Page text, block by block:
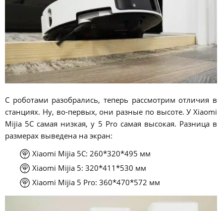
С роботами разобрались, теперь рассмотрим отличия в
станциях. Ну, во-первых, они разные по высоте. У Xiaomi
Mijia 5C самая низкая, у 5 Pro самая высокая. Разница в
размерах выведена на экран:
Xiaomi Mijia 5C: 260*320*495 мм
Xiaomi Mijia 5: 320*411*530 мм
Xiaomi Mijia 5 Pro: 360*470*572 мм